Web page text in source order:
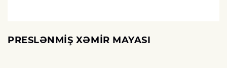
PRESLƏNMİŞ XƏMİR MAYASI